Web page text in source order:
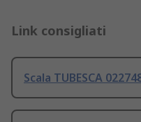
Link consigliati
Scala TUBESCA